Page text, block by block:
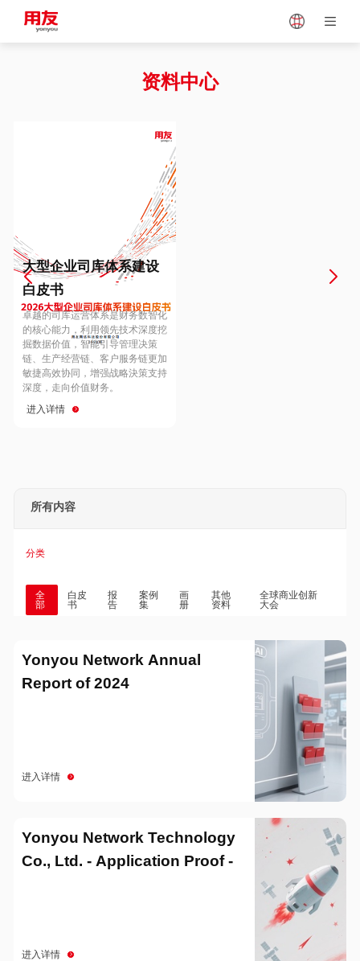
Vietnam
Europe
Hungary
Hong Kong
资料中心
大型企业司库体系建设
白皮书
卓越的司库运营体系是财务数智化
的核心能力，利用领先技术深度挖
掘数据价值，智能引导管理决策
链、生产经营链、客户服务链更加
敏捷高效协同，增强战略決策支持
深度，走向价值财务。
进入详情
所有内容
分类
全
部
白皮
书
报
告
案例
集
画
册
其他
资料
全球商业创新
大会
Yonyou Network Annual
Report of 2024
进入详情
Yonyou Network Technology
Co., Ltd. - Application Proof -
进入详情